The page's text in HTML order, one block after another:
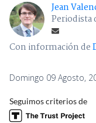
Jean
Periodista
Con información de
Domingo 09 Agosto,
Seguimos criterios de